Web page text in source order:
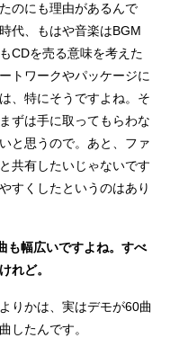
のにも理由があるんで
代、もはや音楽はBGM
CDを売る意味を考えた
トワークやパッケージに
、特にそうですよね。そ
ずは手に取ってもらわな
と思うので。あと、ファ
共有したいじゃないです
すくしたというのはあり
幅広いですよね。すべ
れど。
りかは、実はデモが60曲
したんです。